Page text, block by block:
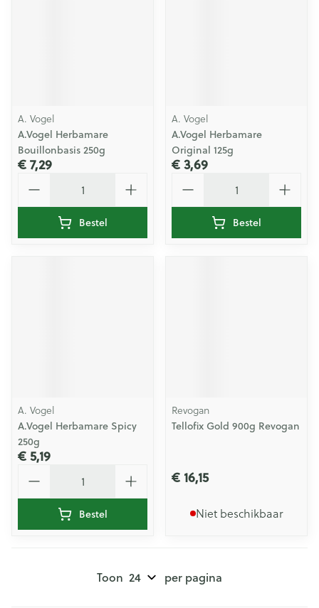
A. Vogel
A.Vogel Herbamare
Bouillonbasis 250g
€ 7,29
Bestel
A. Vogel
A.Vogel Herbamare
Original 125g
€ 3,69
Bestel
A. Vogel
A.Vogel Herbamare Spicy
250g
€ 5,19
Bestel
Revogan
Tellofix Gold 900g Revogan
€ 16,15
Niet beschikbaar
Toon per pagina